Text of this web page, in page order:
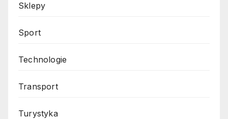
Sklepy
Sport
Technologie
Transport
Turystyka